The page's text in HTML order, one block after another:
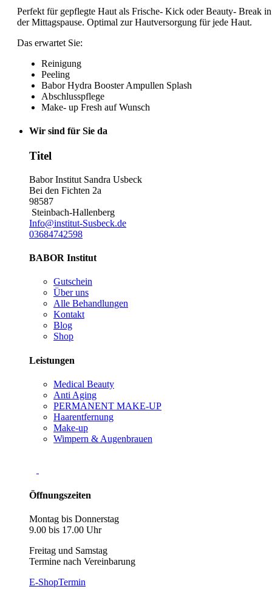
Perfekt für gepflegte Haut als Frische- Kick oder Beauty- Break in
der Mittagspause. Optimal zur Hautversorgung für jede Haut.
Das erwartet Sie:
Reinigung
Peeling
Babor Hydra Booster Ampullen Splash
Abschlusspflege
Make- up Fresh auf Wunsch
Wir sind für Sie da
Titel
Babor Institut Sandra Usbeck
Bei den Fichten 2a
98587
Steinbach-Hallenberg
Info@institut-Susbeck.de
03684742598
BABOR Institut
Gutschein
Über uns
Alle Behandlungen
Kontakt
Blog
Shop
Leistungen
Medical Beauty
Anti Aging
PERMANENT MAKE-UP
Haarentfernung
Make-up
Wimpern & Augenbrauen
Öffnungszeiten
Montag bis Donnerstag
9.00 bis 17.00 Uhr
Freitag und Samstag
Termine nach Vereinbarung
E-ShopTermin